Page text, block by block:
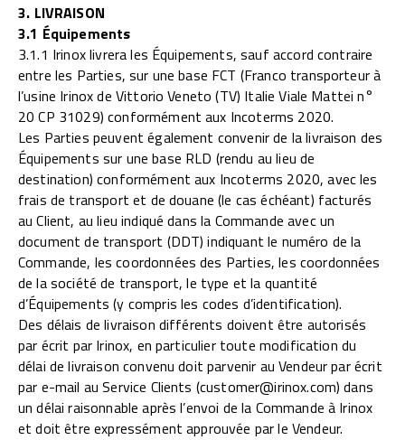
3. LIVRAISON
3.1 Équipements
3.1.1 Irinox livrera les Équipements, sauf accord contraire
entre les Parties, sur une base FCT (Franco transporteur à
l’usine Irinox de Vittorio Veneto (TV) Italie Viale Mattei n°
20 CP 31029) conformément aux Incoterms 2020.
Les Parties peuvent également convenir de la livraison des
Équipements sur une base RLD (rendu au lieu de
destination) conformément aux Incoterms 2020, avec les
frais de transport et de douane (le cas échéant) facturés
au Client, au lieu indiqué dans la Commande avec un
document de transport (DDT) indiquant le numéro de la
Commande, les coordonnées des Parties, les coordonnées
de la société de transport, le type et la quantité
d’Équipements (y compris les codes d’identification).
Des délais de livraison différents doivent être autorisés
par écrit par Irinox, en particulier toute modification du
délai de livraison convenu doit parvenir au Vendeur par écrit
par e-mail au Service Clients (customer@irinox.com) dans
un délai raisonnable après l’envoi de la Commande à Irinox
et doit être expressément approuvée par le Vendeur.